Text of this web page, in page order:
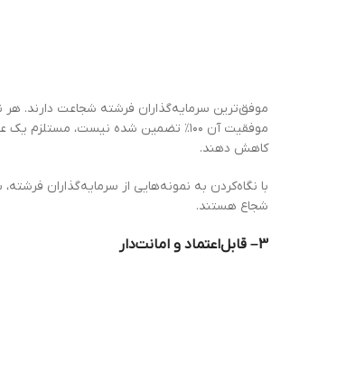
موفق‌ترین سرمایه‌گذاران فرشته شجاعت دارند. هر
موفقیت آن ۱۰۰٪ تضمین شده نیست،
کاهش دهند.
با نگاه‌کردن به نمونه‌هایی از سرمایه‌گذاران
شجاع هستند.
3– قابل‌اعتماد و امانت‌دار